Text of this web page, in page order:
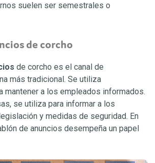
suelen ser semestrales o
de corcho
de corcho es el canal de
más tradicional. Se utiliza
mantener a los empleados informados.
se utiliza para informar a los
y medidas de seguridad. En
de anuncios desempeña un papel